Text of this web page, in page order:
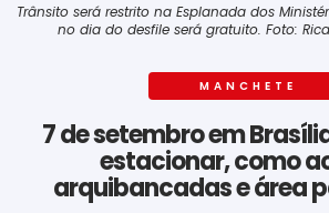
Trânsito será restrito na Esplanada dos
no dia do desfile será gratuito. Foto:
MANCHETE
7 de setembro em
estacionar, como
arquibancadas e área